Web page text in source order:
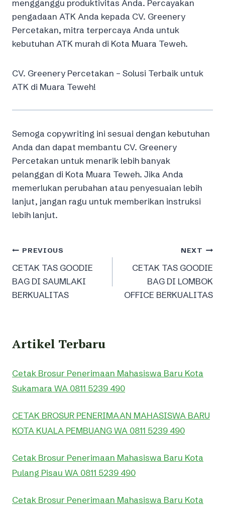
mengganggu produktivitas Anda. Percayakan
pengadaan ATK Anda kepada CV. Greenery
Percetakan, mitra terpercaya Anda untuk
kebutuhan ATK murah di Kota Muara Teweh.
CV. Greenery Percetakan – Solusi Terbaik untuk
ATK di Muara Teweh!
Semoga copywriting ini sesuai dengan kebutuhan
Anda dan dapat membantu CV. Greenery
Percetakan untuk menarik lebih banyak
pelanggan di Kota Muara Teweh. Jika Anda
memerlukan perubahan atau penyesuaian lebih
lanjut, jangan ragu untuk memberikan instruksi
lebih lanjut.
Post
navigation
PREVIOUS
CETAK TAS GOODIE
BAG DI SAUMLAKI
BERKUALITAS
NEXT
CETAK TAS GOODIE
BAG DI LOMBOK
OFFICE BERKUALITAS
Artikel Terbaru
Cetak Brosur Penerimaan Mahasiswa Baru Kota
Sukamara WA 0811 5239 490
CETAK BROSUR PENERIMAAN MAHASISWA BARU
KOTA KUALA PEMBUANG WA 0811 5239 490
Cetak Brosur Penerimaan Mahasiswa Baru Kota
Pulang Pisau WA 0811 5239 490
Cetak Brosur Penerimaan Mahasiswa Baru Kota